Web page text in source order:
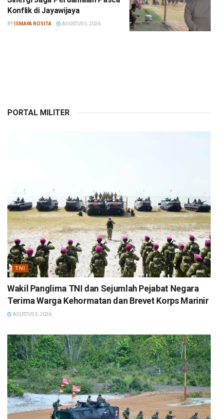
Konflik di Jayawijaya
BY ISMAYA ROSITA AGUSTUS 5, 2026
PORTAL MILITER
TNI
Wakil Panglima TNI dan Sejumlah Pejabat Negara
Terima Warga Kehormatan dan Brevet Korps Marinir
AGUSTUS 5, 2026